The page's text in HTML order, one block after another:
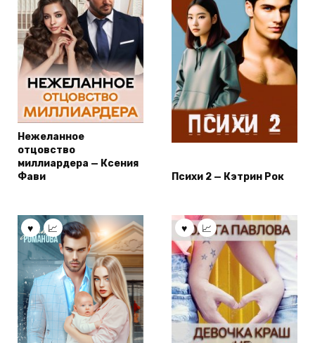
Нежеланное
отцовство
миллиардера — Ксения
Фави
Психи 2 — Кэтрин Рок